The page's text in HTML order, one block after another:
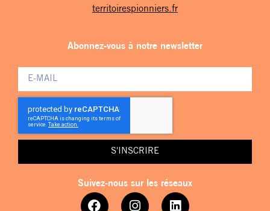
territoirespionniers.fr
Abonnez-vous à notre newsletter
S'INSCRIRE
Suivez-nous sur les réseaux